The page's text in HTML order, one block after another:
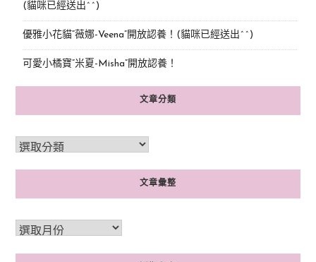
(貓咪已經送出^^)
優雅小花貓“薇娜-Veena”開放認養！(貓咪已經送出^^)
可愛小橘寶”米夏-Misha”開放認養！
文章分類
文章彙整